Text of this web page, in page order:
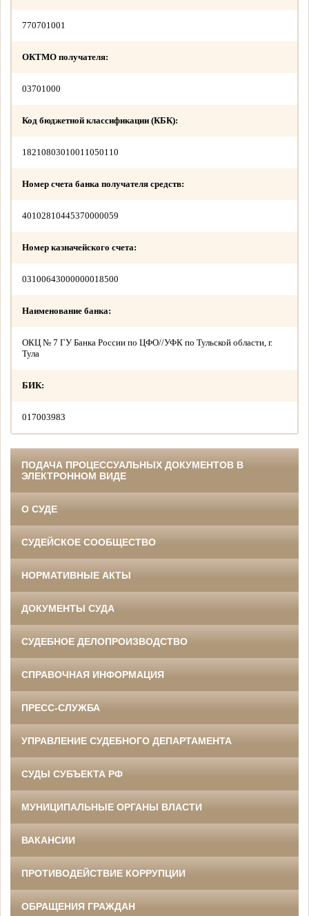
770701001
ОКТМО получателя:
03701000
Код бюджетной классификации (КБК):
18210803010011050110
Номер счета банка получателя средств:
40102810445370000059
Номер казначейского счета:
03100643000000018500
Наименование банка:
ОКЦ № 7 ГУ Банка России по ЦФО//УФК по Тульской области, г.
Тула
БИК:
017003983
ПОДАЧА ПРОЦЕССУАЛЬНЫХ ДОКУМЕНТОВ В
ЭЛЕКТРОННОМ ВИДЕ
О СУДЕ
СУДЕЙСКОЕ СООБЩЕСТВО
НОРМАТИВНЫЕ АКТЫ
ДОКУМЕНТЫ СУДА
СУДЕБНОЕ ДЕЛОПРОИЗВОДСТВО
СПРАВОЧНАЯ ИНФОРМАЦИЯ
ПРЕСС-СЛУЖБА
УПРАВЛЕНИЕ СУДЕБНОГО ДЕПАРТАМЕНТА
СУДЫ СУБЪЕКТА РФ
МУНИЦИПАЛЬНЫЕ ОРГАНЫ ВЛАСТИ
ВАКАНСИИ
ПРОТИВОДЕЙСТВИЕ КОРРУПЦИИ
ОБРАЩЕНИЯ ГРАЖДАН